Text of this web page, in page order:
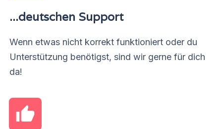
...deutschen Support
Wenn etwas nicht korrekt funktioniert oder du
Unterstützung benötigst, sind wir gerne für dich
da!